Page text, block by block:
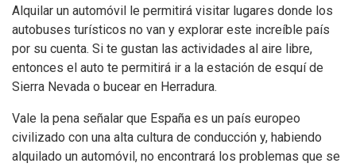
Alquilar un automóvil le permitirá visitar lugares donde los
autobuses turísticos no van y explorar este increíble país
por su cuenta. Si te gustan las actividades al aire libre,
entonces el auto te permitirá ir a la estación de esquí de
Sierra Nevada o bucear en Herradura.
Vale la pena señalar que España es un país europeo
civilizado con una alta cultura de conducción y, habiendo
alquilado un automóvil, no encontrará los problemas que se